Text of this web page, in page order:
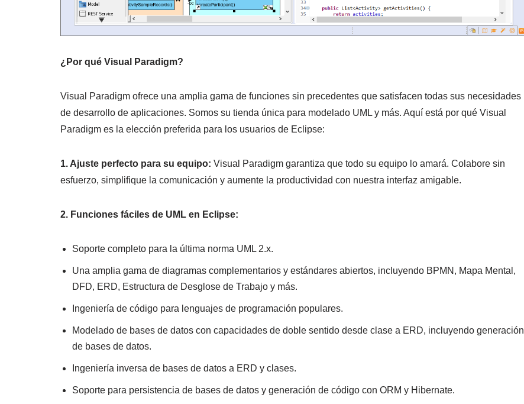
¿Por qué Visual Paradigm?
Visual Paradigm ofrece una amplia gama de funciones sin precedentes que satisfacen todas sus necesidades
de desarrollo de aplicaciones. Somos su tienda única para modelado UML y más. Aquí está por qué Visual
Paradigm es la elección preferida para los usuarios de Eclipse:
1. Ajuste perfecto para su equipo: Visual Paradigm garantiza que todo su equipo lo amará. Colabore sin
esfuerzo, simplifique la comunicación y aumente la productividad con nuestra interfaz amigable.
2. Funciones fáciles de UML en Eclipse:
Soporte completo para la última norma UML 2.x.
Una amplia gama de diagramas complementarios y estándares abiertos, incluyendo BPMN, Mapa Mental,
DFD, ERD, Estructura de Desglose de Trabajo y más.
Ingeniería de código para lenguajes de programación populares.
Modelado de bases de datos con capacidades de doble sentido desde clase a ERD, incluyendo generación
de bases de datos.
Ingeniería inversa de bases de datos a ERD y clases.
Soporte para persistencia de bases de datos y generación de código con ORM y Hibernate.